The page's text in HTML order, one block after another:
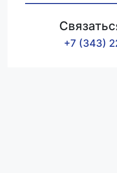
+7 (343)